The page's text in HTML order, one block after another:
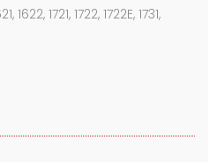
1622, 1721, 1722, 1722E, 1731,